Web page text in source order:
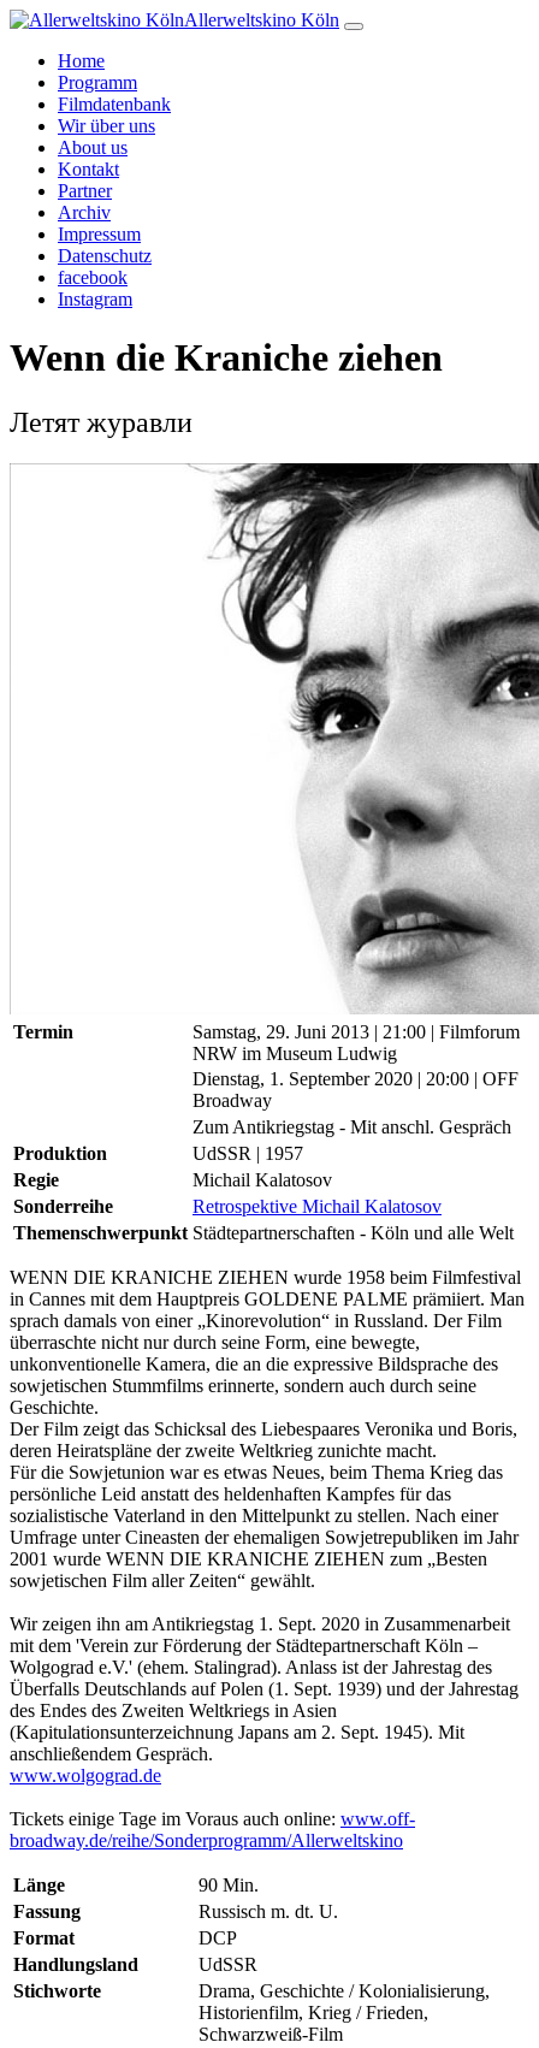
Allerweltskino Köln
Home
Programm
Filmdatenbank
Wir über uns
About us
Kontakt
Partner
Archiv
Impressum
Datenschutz
facebook
Instagram
Wenn die Kraniche ziehen
Летят журавли
Termin Samstag, 29. Juni 2013 | 21:00 | Filmforum
NRW im Museum Ludwig
Dienstag, 1. September 2020 | 20:00 | OFF
Broadway
Zum Antikriegstag - Mit anschl. Gespräch
Produktion
UdSSR | 1957
Regie
Michail Kalatosov
Sonderreihe
Retrospektive Michail Kalatosov
Themenschwerpunkt Städtepartnerschaften - Köln und alle Welt
WENN DIE KRANICHE ZIEHEN wurde 1958 beim Filmfestival
in Cannes mit dem Hauptpreis GOLDENE PALME prämiiert. Man
sprach damals von einer „Kinorevolution“ in Russland. Der Film
überraschte nicht nur durch seine Form, eine bewegte,
unkonventionelle Kamera, die an die expressive Bildsprache des
sowjetischen Stummfilms erinnerte, sondern auch durch seine
Geschichte.
Der Film zeigt das Schicksal des Liebespaares Veronika und Boris,
deren Heiratspläne der zweite Weltkrieg zunichte macht.
Für die Sowjetunion war es etwas Neues, beim Thema Krieg das
persönliche Leid anstatt des heldenhaften Kampfes für das
sozialistische Vaterland in den Mittelpunkt zu stellen. Nach einer
Umfrage unter Cineasten der ehemaligen Sowjetrepubliken im Jahr
2001 wurde WENN DIE KRANICHE ZIEHEN zum „Besten
sowjetischen Film aller Zeiten“ gewählt.
Wir zeigen ihn am Antikriegstag 1. Sept. 2020 in Zusammenarbeit
mit dem 'Verein zur Förderung der Städtepartnerschaft Köln –
Wolgograd e.V.' (ehem. Stalingrad). Anlass ist der Jahrestag des
Überfalls Deutschlands auf Polen (1. Sept. 1939) und der Jahrestag
des Endes des Zweiten Weltkriegs in Asien
(Kapitulationsunterzeichnung Japans am 2. Sept. 1945). Mit
anschließendem Gespräch.
www.wolgograd.de
Tickets einige Tage im Voraus auch online: www.off-
broadway.de/reihe/Sonderprogramm/Allerweltskino
Länge
90 Min.
Fassung
Russisch m. dt. U.
Format
DCP
Handlungsland
UdSSR
Stichworte
Drama, Geschichte / Kolonialisierung,
Historienfilm, Krieg / Frieden,
Schwarzweiß-Film